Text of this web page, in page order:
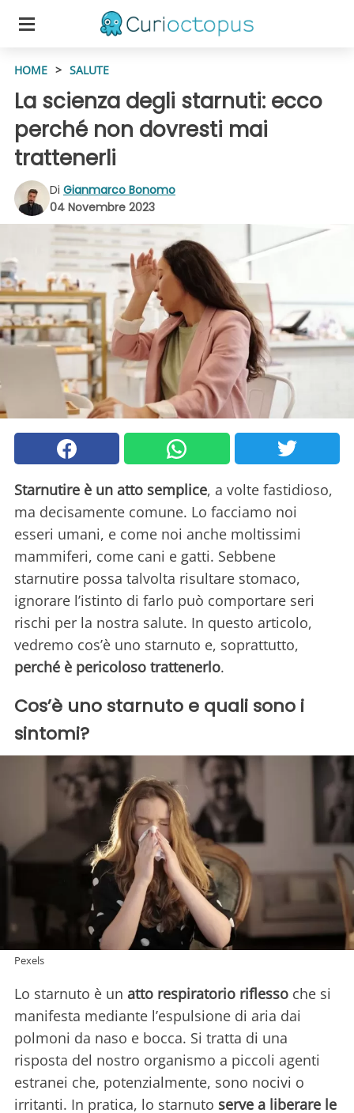
HOME > SALUTE
La scienza degli starnuti: ecco
perché non dovresti mai
trattenerli
Di Gianmarco Bonomo
04 Novembre 2023
Starnutire è un atto semplice, a volte fastidioso,
ma decisamente comune. Lo facciamo noi
esseri umani, e come noi anche moltissimi
mammiferi, come cani e gatti. Sebbene
starnutire possa talvolta risultare stomaco,
ignorare l’istinto di farlo può comportare seri
rischi per la nostra salute. In questo articolo,
vedremo cos’è uno starnuto e, soprattutto,
perché è pericoloso trattenerlo.
Cos’è uno starnuto e quali sono i
sintomi?
Pexels
Lo starnuto è un atto respiratorio riflesso che si
manifesta mediante l’espulsione di aria dai
polmoni da naso e bocca. Si tratta di una
risposta del nostro organismo a piccoli agenti
estranei che, potenzialmente, sono nocivi o
irritanti. In pratica, lo starnuto serve a liberare le